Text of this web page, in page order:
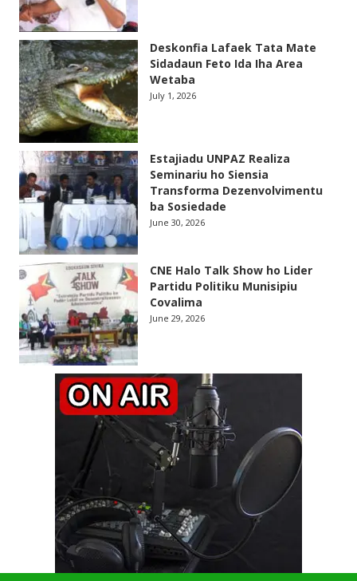
Deskonfia Lafaek Tata Mate
Sidadaun Feto Ida Iha Area
Wetaba
July 1, 2026
Estajiadu UNPAZ Realiza
Seminariu ho Siensia
Transforma Dezenvolvimentu
ba Sosiedade
June 30, 2026
CNE Halo Talk Show ho Lider
Partidu Politiku Munisipiu
Covalima
June 29, 2026